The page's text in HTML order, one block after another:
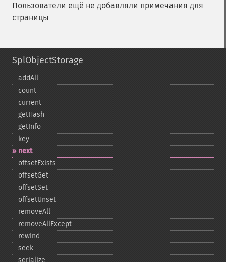
Пользователи ещё не добавляли примечания для
страницы
SplObjectStorage
addAll
count
current
getHash
getInfo
key
next
offsetExists
offsetGet
offsetSet
offsetUnset
removeAll
removeAllExcept
rewind
seek
serialize